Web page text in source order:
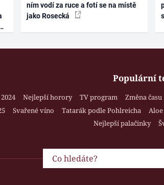
ním vodí za ruce a fotí se na místě
jako Rosecká
Populární
Nejlepší horory TV program Změna času
Svařené víno Tatarák podle Pohlreicha
Nejlepší palačinky